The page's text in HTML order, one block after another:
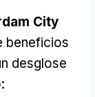
City
beneficios
desglose